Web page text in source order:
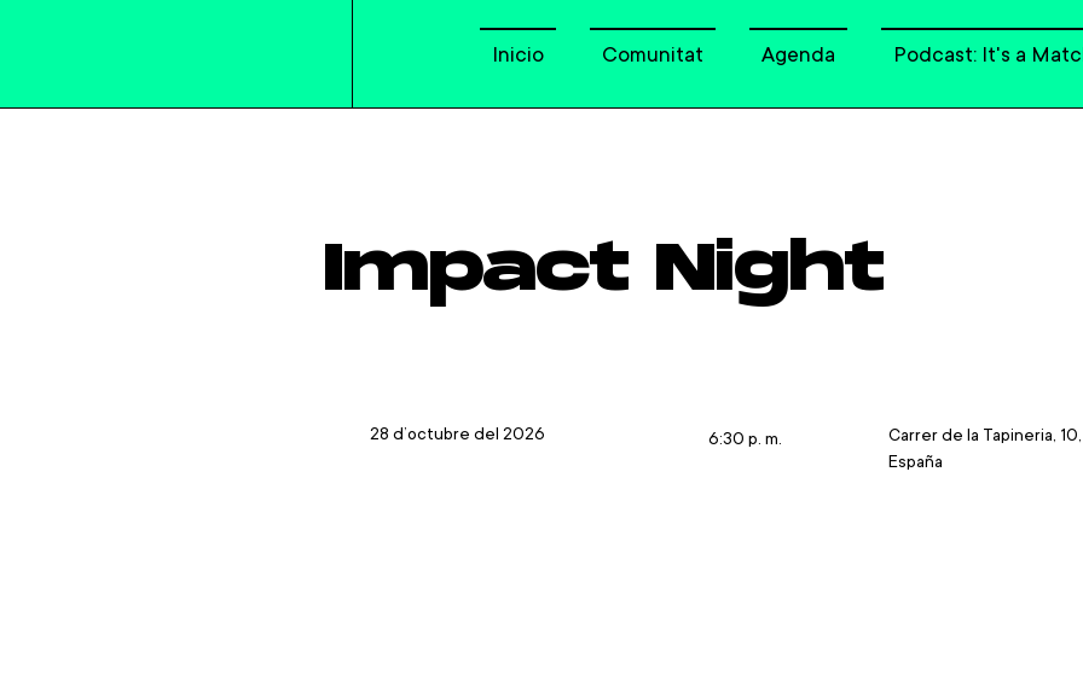
Inicio Comunitat Agenda Podcast: It's a
Impact Night
28 d’octubre del 2026 6:30 p. m.
Carrer de la Tapineria,
España